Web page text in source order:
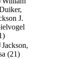
J.
Jackson,
(21)